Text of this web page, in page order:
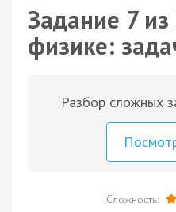
Задание 7 из
физике:
Разбор сложных
Сложность: